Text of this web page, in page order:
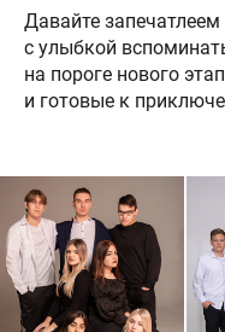
Давайте
с улыбкой
на пороге нового
и готовые к